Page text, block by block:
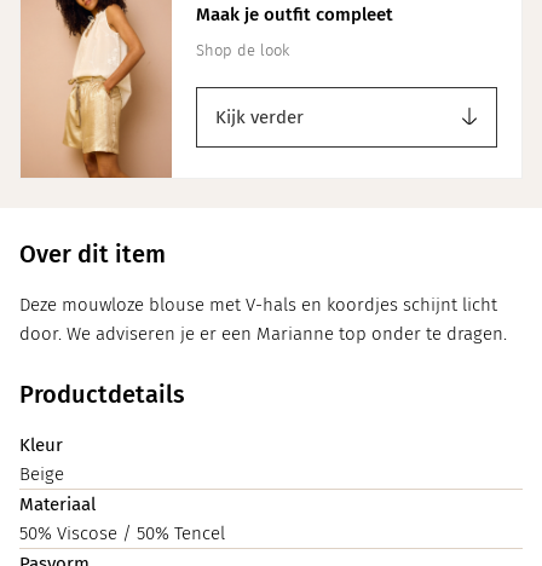
Maak je outfit compleet
Shop de look
Kijk verder
Over dit item
Deze mouwloze blouse met V-hals en koordjes schijnt licht
door. We adviseren je er een Marianne top onder te dragen.
Productdetails
Kleur
Beige
Materiaal
50% Viscose / 50% Tencel